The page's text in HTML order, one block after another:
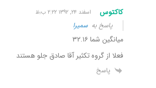
کاکتوس اسفند ۲۴, ۱۳۹۲ ۲:۲۲ ب٫ظ
پاسخ بهسمیرا
میانگین شما ۳۲.۱۶
فعلا از گروه تکثیر آقا صادق جلو هستند
پاسخ